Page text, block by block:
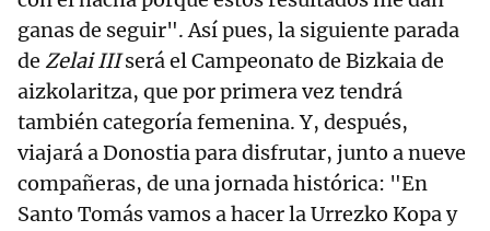
ganas de seguir". Así pues, la siguiente parada
de Zelai IIIserá el Campeonato de Bizkaia de
aizkolaritza, que por primera vez tendrá
también categoría femenina. Y, después,
viajará a Donostia para disfrutar, junto a nueve
compañeras, de una jornada histórica: "En
Santo Tomás vamos a hacer la Urrezko Kopa y